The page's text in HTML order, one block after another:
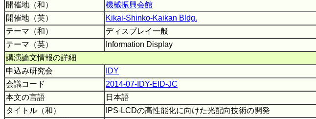
開催地（和）
機械振興会館
開催地（英）
Kikai-Shinko-Kaikan Bldg.
テーマ（和）
ディスプレイ一般
テーマ（英）
Information Display
講演論文情報の詳細
申込み研究会
IDY
会議コード
2014-07-IDY-EID-JC
本文の言語
日本語
タイトル（和）
IPS-LCDの高性能化に向けた光配向技術の開発